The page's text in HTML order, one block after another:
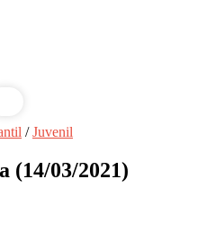
/Juvenil
(14/03/2021)